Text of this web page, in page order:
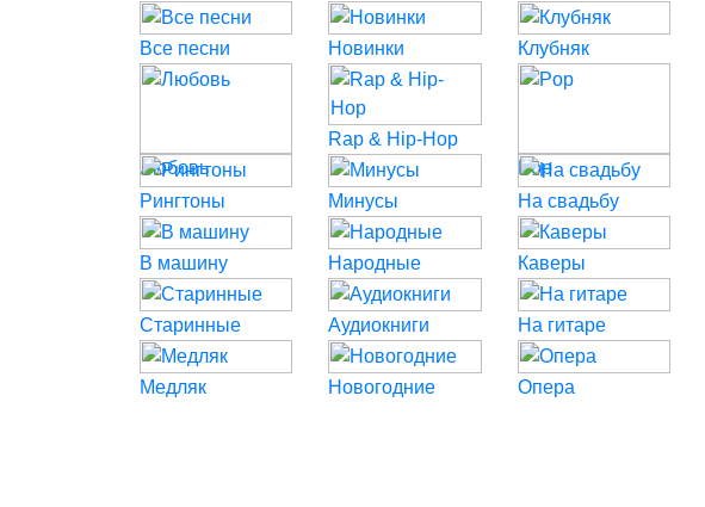
Все песни Новинки Клубняк
Любовь
Rap & Hip-Hop
Pop
Рингтоны
Минусы На свадьбу
В машину Народные Каверы
Старинные Аудиокниги На гитаре
Медляк Новогодние Опера